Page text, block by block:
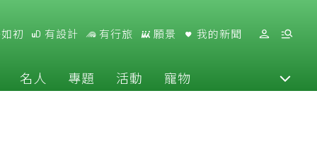
初 有設計 有行旅 願景 我的新聞
名人 專題 活動 寵物